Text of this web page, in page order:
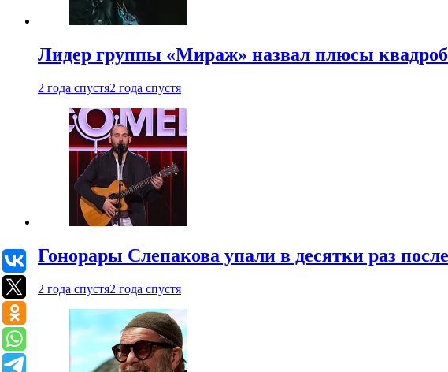
Лидер группы «Мираж» назвал плюсы
2 года спустя2 года спустя
Гонорары Слепакова упали в десятки раз
2 года спустя2 года спустя